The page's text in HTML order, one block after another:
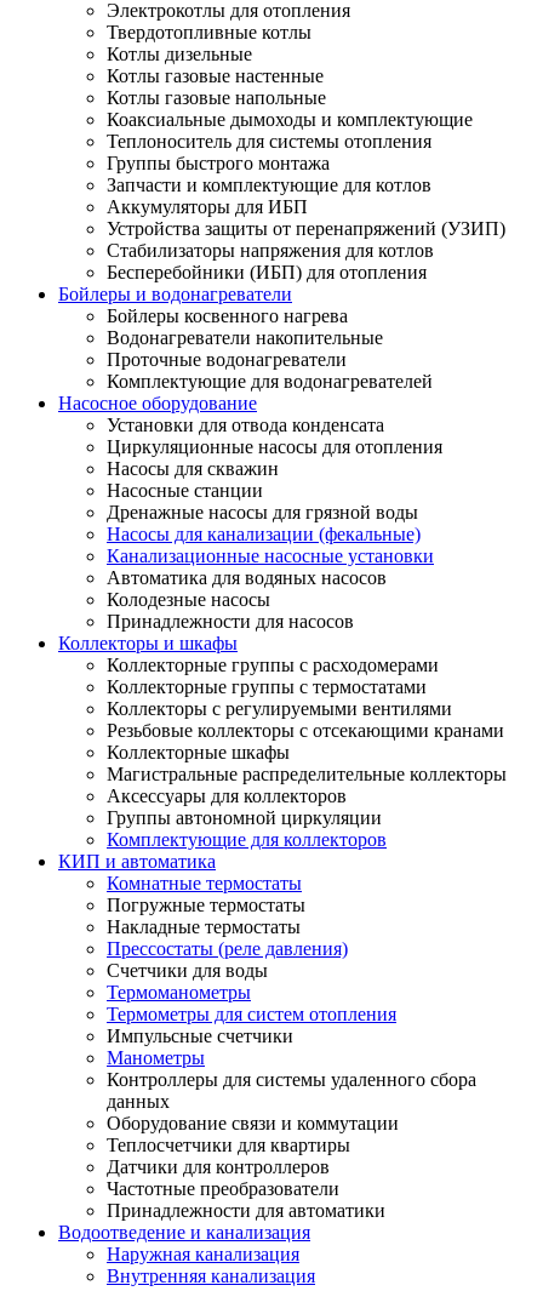
Электрокотлы для отопления
Твердотопливные котлы
Котлы дизельные
Котлы газовые настенные
Котлы газовые напольные
Коаксиальные дымоходы и комплектующие
Теплоноситель для системы отопления
Группы быстрого монтажа
Запчасти и комплектующие для котлов
Аккумуляторы для ИБП
Устройства защиты от перенапряжений (УЗИП)
Стабилизаторы напряжения для котлов
Бесперебойники (ИБП) для отопления
Бойлеры и водонагреватели
Бойлеры косвенного нагрева
Водонагреватели накопительные
Проточные водонагреватели
Комплектующие для водонагревателей
Насосное оборудование
Установки для отвода конденсата
Циркуляционные насосы для отопления
Насосы для скважин
Насосные станции
Дренажные насосы для грязной воды
Насосы для канализации (фекальные)
Канализационные насосные установки
Автоматика для водяных насосов
Колодезные насосы
Принадлежности для насосов
Коллекторы и шкафы
Коллекторные группы с расходомерами
Коллекторные группы с термостатами
Коллекторы с регулируемыми вентилями
Резьбовые коллекторы с отсекающими кранами
Коллекторные шкафы
Магистральные распределительные коллекторы
Аксессуары для коллекторов
Группы автономной циркуляции
Комплектующие для коллекторов
КИП и автоматика
Комнатные термостаты
Погружные термостаты
Накладные термостаты
Прессостаты (реле давления)
Счетчики для воды
Термоманометры
Термометры для систем отопления
Импульсные счетчики
Манометры
Контроллеры для системы удаленного сбора
данных
Оборудование связи и коммутации
Теплосчетчики для квартиры
Датчики для контроллеров
Частотные преобразователи
Принадлежности для автоматики
Водоотведение и канализация
Наружная канализация
Внутренняя канализация